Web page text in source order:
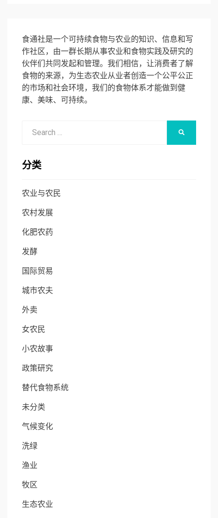
食通社是一个可持续食物与农业的知识、信息和写
作社区，由一群长期从事农业和食物实践及研究的
伙伴们共同发起和管理。我们相信，让消费者了解
食物的来源，为生态农业从业者创造一个公平公正
的市场和社会环境，我们的食物体系才能做到健
康、美味、可持续。
分类
农业与农民
农村发展
化肥农药
发酵
国际贸易
城市农夫
外卖
女农民
小农故事
政策研究
替代食物系统
未分类
气候变化
洗绿
渔业
牧区
生态农业